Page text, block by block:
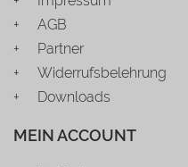
AGB
Partner
Widerrufsbelehrung
Downloads
MEIN ACCOUNT